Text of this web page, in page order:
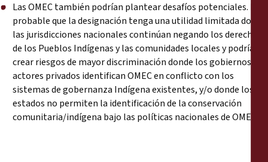
Las OMEC también podrían plantear desafíos potenciales. Es
probable que la designación tenga una utilidad limitada donde
las jurisdicciones nacionales continúan negando los derechos
de los Pueblos Indígenas y las comunidades locales y podría
crear riesgos de mayor discriminación donde los gobiernos o
actores privados identifican OMEC en conflicto con los
sistemas de gobernanza Indígena existentes, y/o donde los
estados no permiten la identificación de la conservación
comunitaria/indígena bajo las políticas nacionales de OMEC